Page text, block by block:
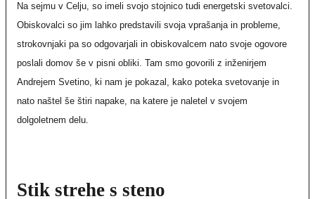
Na sejmu v Celju, so imeli svojo stojnico tudi energetski svetovalci.
Obiskovalci so jim lahko predstavili svoja vprašanja in probleme,
strokovnjaki pa so odgovarjali in obiskovalcem nato svoje ogovore
poslali domov še v pisni obliki. Tam smo govorili z inženirjem
Andrejem Svetino, ki nam je pokazal, kako poteka svetovanje in
nato naštel še štiri napake, na katere je naletel v svojem
dolgoletnem delu.
Stik strehe s steno